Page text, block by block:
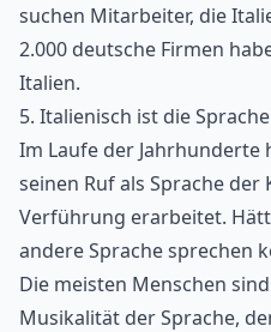
suchen Mitarbeiter, die
2.000 deutsche Firmen
Italien.
5. Italienisch ist die
Im Laufe der Jahrhunderte
seinen Ruf als Sprache
Verführung erarbeitet.
andere Sprache sprechen
Die meisten Menschen
Musikalität der Sprache,